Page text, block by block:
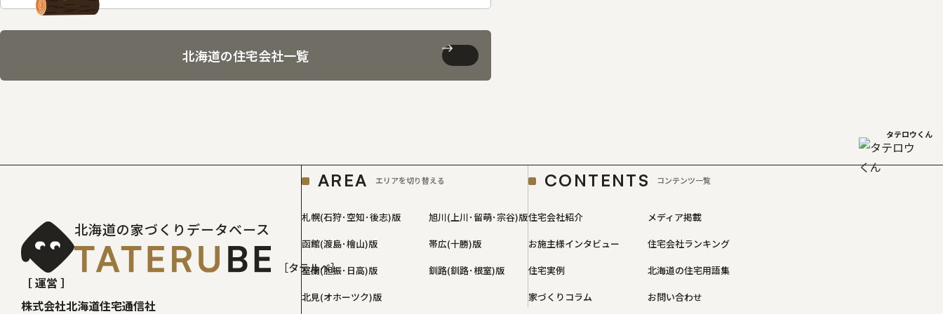
北海道の住宅会社一覧
タテロウくん
北海道の家づくりデータベース
［タテルベ］
［ 運営 ］
株式会社北海道住宅通信社
AREA エリアを切り替える
札幌(石狩･空知･後志)版
旭川(上川･留萌･宗谷)版
函館(渡島･檜山)版
帯広(十勝)版
室蘭(胆振･日高)版
釧路(釧路･根室)版
北見(オホーツク)版
CONTENTS コンテンツ一覧
住宅会社紹介
メディア掲載
お施主様インタビュー
住宅会社ランキング
住宅実例
北海道の住宅用語集
家づくりコラム
お問い合わせ